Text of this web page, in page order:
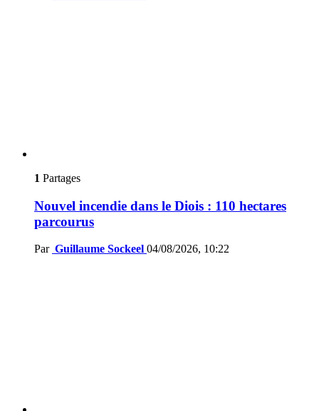
1 Partages
Nouvel incendie dans le Diois : 110 hectares
parcourus
Par Guillaume Sockeel 04/08/2026, 10:22